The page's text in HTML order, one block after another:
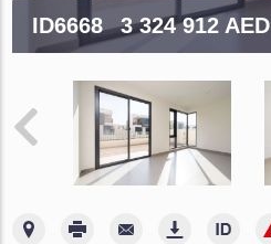
ID6668 3 324 912 AED